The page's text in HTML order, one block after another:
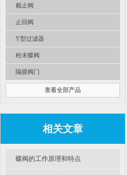
截止阀
止回阀
Y型过滤器
粉末蝶阀
隔膜阀门
查看全部产品
相关文章
蝶阀的工作原理和特点